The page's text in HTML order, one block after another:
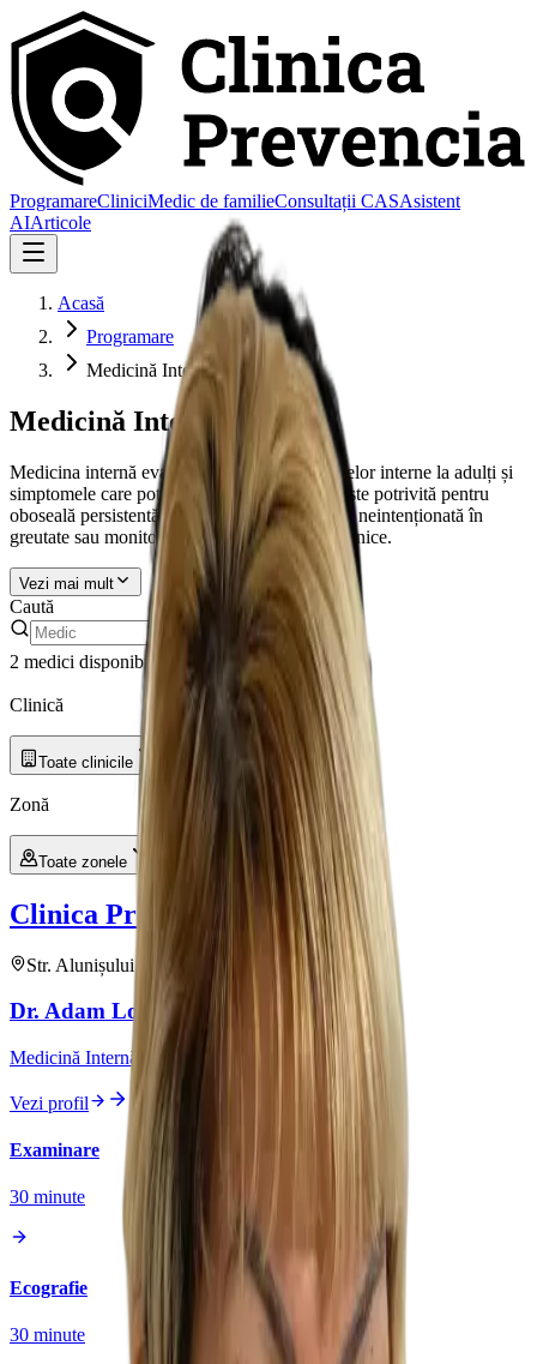
ProgramareCliniciMedic de familieConsultații CASAsistent
AIArticole
Acasă
Programare
Medicină Internă
Medicină Internă
Medicina internă evaluează afecțiunile organelor interne la adulți și
simptomele care pot avea mai multe cauze. Este potrivită pentru
oboseală persistentă, febră prelungită, scădere neintenționată în
greutate sau monitorizarea mai multor boli cronice.
Vezi mai mult
Caută
2 medici disponibili Clinică și zonă
Clinică
Toate clinicile
Zonă
Toate zonele
Clinica Prevencia Alunisului
Str. Alunișului Nr. 199 medic
Dr. Adam Lorin
Medicină Internă
Vezi profil
Examinare
30 minute
Ecografie
30 minute